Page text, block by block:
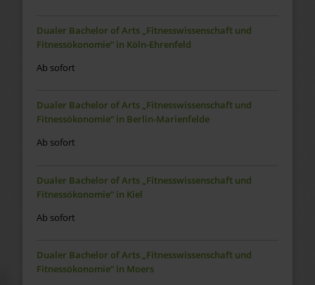
Dualer Bachelor of Arts „Fitnesswissenschaft und
Fitnessökonomie“ in Köln-Ehrenfeld
Ab sofort
Dualer Bachelor of Arts „Fitnesswissenschaft und
Fitnessökonomie“ in Berlin-Marienfelde
Ab sofort
Dualer Bachelor of Arts „Fitnesswissenschaft und
Fitnessökonomie“ in Kiel
Ab sofort
Dualer Bachelor of Arts „Fitnesswissenschaft und
Fitnessökonomie“ in Moers